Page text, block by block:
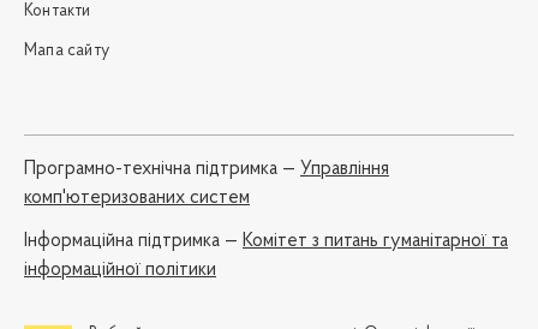
Контакти
Мапа сайту
Програмно-технічна підтримка — Управління
комп'ютеризованих систем
Iнформаційна підтримка — Комітет з питань гуманітарної та
інформаційної політики